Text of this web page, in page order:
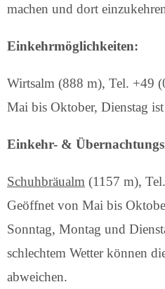
machen und dort
Einkehrmöglichkeiten:
Wirtsalm (888 m), Tel. +49
Mai bis Oktober, Dienstag
Einkehr- &
Schuhbräualm (1157 m),
Geöffnet von Mai bis
Sonntag, Montag und
schlechtem Wetter können
abweichen.